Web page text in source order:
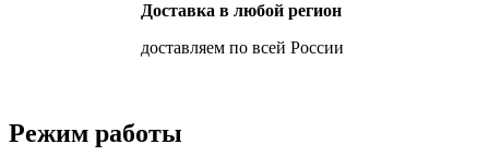
Доставка в любой регион
доставляем по всей России
Режим работы